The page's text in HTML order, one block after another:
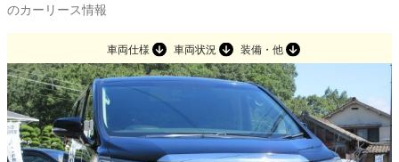
のカーリース情報
車両仕様 車両状況 装備・他